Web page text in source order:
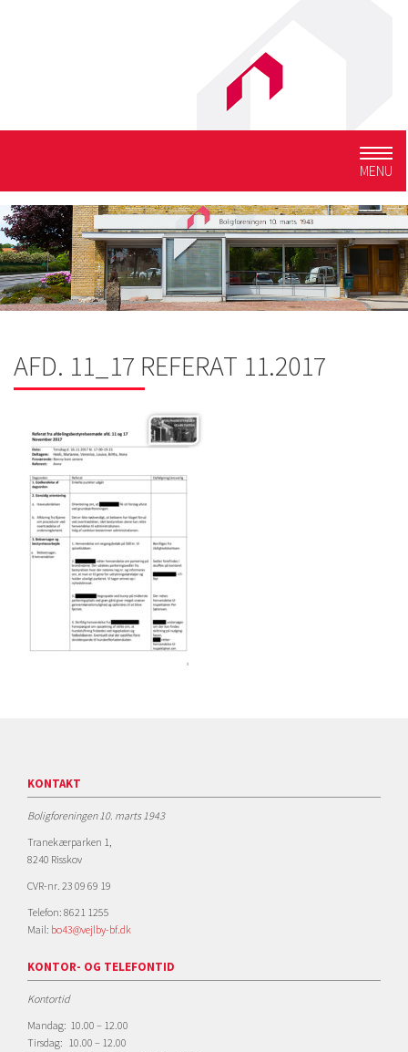
MENU
AFD. 11_17 REFERAT 11.2017
KONTAKT
Boligforeningen 10. marts 1943
Tranekærparken 1,
8240 Risskov
CVR-nr. 23 09 69 19
Telefon: 8621 1255
Mail: bo43@vejlby-bf.dk
KONTOR- OG TELEFONTID
Kontortid
Mandag: 10.00 – 12.00
Tirsdag: 10.00 – 12.00